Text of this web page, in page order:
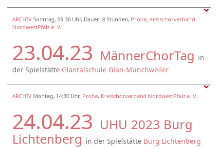
ARCHIV Sonntag, 09:30 Uhr, Dauer: 8 Stunden, Probe, Kreischorverband
NordwestPfalz e. V.
23.04.23 MännerChorTag in
der Spielstätte Glantalschule Glan-Münchweiler
ARCHIV Montag, 14:30 Uhr, Probe, Kreischorverband NordwestPfalz e. V.
24.04.23 UHU 2023 Burg
Lichtenberg in der Spielstätte Burg Lichtenberg